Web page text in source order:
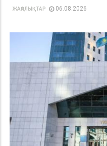
ЖАҢАЛЫҚТАР 06.08.2026